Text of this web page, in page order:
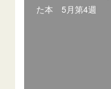
た本 5月第4週